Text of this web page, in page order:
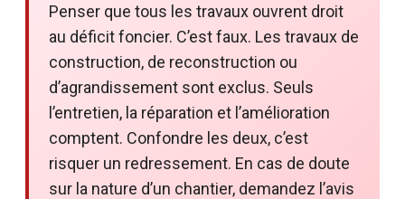
Penser que tous les travaux ouvrent droit
au déficit foncier. C’est faux. Les travaux de
construction, de reconstruction ou
d’agrandissement sont exclus. Seuls
l’entretien, la réparation et l’amélioration
comptent. Confondre les deux, c’est
risquer un redressement. En cas de doute
sur la nature d’un chantier, demandez l’avis